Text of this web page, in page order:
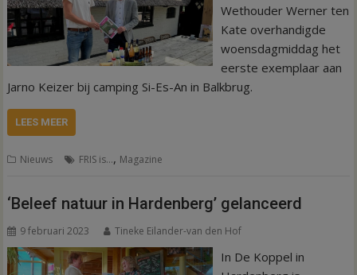
Wethouder Werner ten
Kate overhandigde
woensdagmiddag het
eerste exemplaar aan
Jarno Keizer bij camping Si-Es-An in Balkbrug.
LEES MEER
Nieuws FRIS is…, Magazine
‘Beleef natuur in Hardenberg’ gelanceerd
9 februari 2023 Tineke Eilander-van den Hof
In De Koppel in